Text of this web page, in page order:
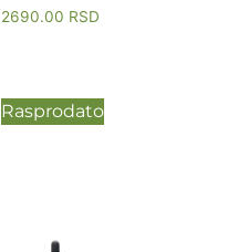
Ocenjeno sa
5.00
2690.00 RSD
Rasprodato